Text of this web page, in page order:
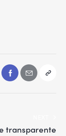
transparente